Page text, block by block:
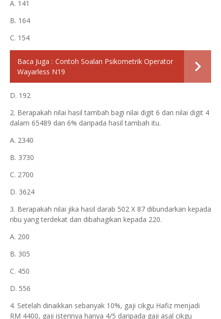
A. 141
B. 164
C. 154
Baca Juga : Contoh Soalan Psikometrik Operator
Wayarless N19
D. 192
2. Berapakah nilai hasil tambah bagi nilai digit 6 dan nilai digit 4
dalam 65489 dan 6% daripada hasil tambah itu.
A. 2340
B. 3730
C. 2700
D. 3624
3. Berapakah nilai jika hasil darab 502 X 87 dibundarkan kepada
ribu yang terdekat dan dibahagikan kepada 220.
A. 200
B. 305
C. 450
D. 556
4. Setelah dinaikkan sebanyak 10%, gaji cikgu Hafiz menjadi
RM 4400, gaji isterinya hanya 4/5 daripada gaji asal cikgu